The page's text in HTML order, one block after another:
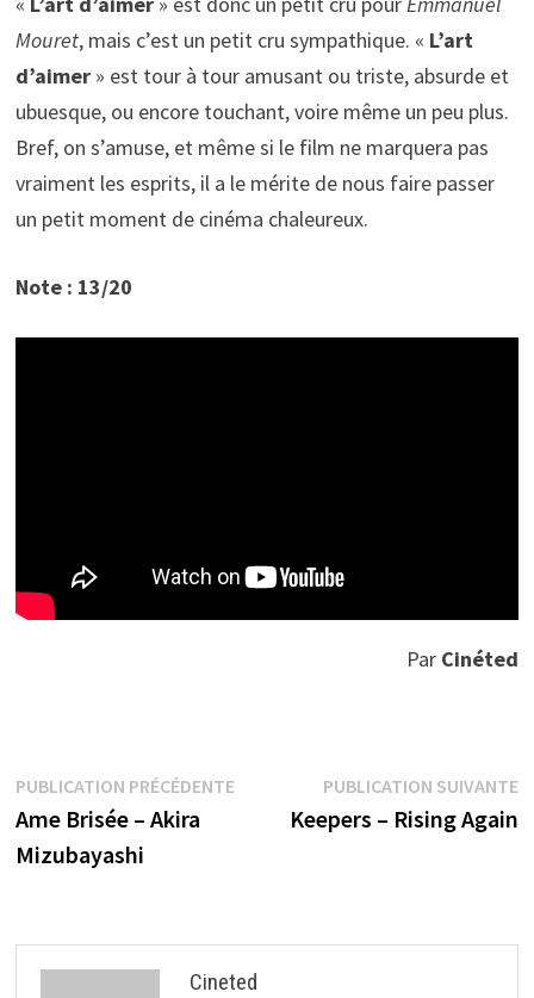
Mouret, mais c’est un petit cru sympathique. « L’art
d’aimer» est tour à tour amusant ou triste, absurde et
ubuesque, ou encore touchant, voire même un peu plus.
Bref, on s’amuse, et même si le film ne marquera pas
vraiment les esprits, il a le mérite de nous faire passer
un petit moment de cinéma chaleureux.
Note : 13/20
Par Cinéted
Navigation
de
l’article
PUBLICATION PRÉCÉDENTEPublication
précédente :
Ame Brisée – Akira
Mizubayashi
PUBLICATION SUIVANTE
Keepers – Rising Again
Cineted